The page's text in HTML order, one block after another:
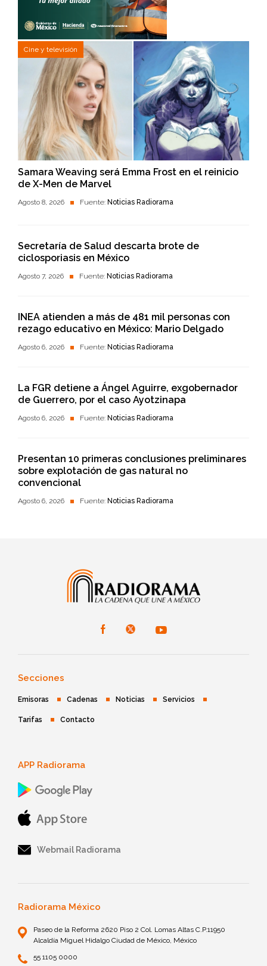
Cine y televisión
Samara Weaving será Emma Frost en el reinicio
de X-Men de Marvel
Agosto 8, 2026 Fuente: Noticias Radiorama
Secretaría de Salud descarta brote de
ciclosporiasis en México
Agosto 7, 2026 Fuente: Noticias Radiorama
INEA atienden a más de 481 mil personas con
rezago educativo en México: Mario Delgado
Agosto 6, 2026 Fuente: Noticias Radiorama
La FGR detiene a Ángel Aguirre, exgobernador
de Guerrero, por el caso Ayotzinapa
Agosto 6, 2026 Fuente: Noticias Radiorama
Presentan 10 primeras conclusiones preliminares
sobre explotación de gas natural no
convencional
Agosto 6, 2026 Fuente: Noticias Radiorama
Secciones
Emisoras Cadenas Noticias Servicios
Tarifas Contacto
APP Radiorama
Webmail Radiorama
Radiorama México
Paseo de la Reforma 2620 Piso 2 Col. Lomas Altas C.P.11950
Alcaldía Miguel Hidalgo Ciudad de México, México
55 1105 0000